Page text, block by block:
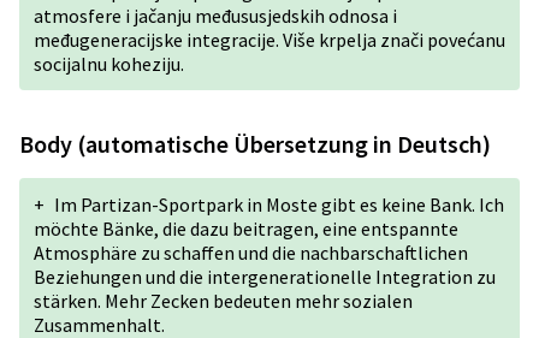
atmosfere i jačanju međususjedskih odnosa i
međugeneracijske integracije. Više krpelja znači povećanu
socijalnu koheziju.
Body (automatische Übersetzung in Deutsch)
+ Im Partizan-Sportpark in Moste gibt es keine Bank. Ich
möchte Bänke, die dazu beitragen, eine entspannte
Atmosphäre zu schaffen und die nachbarschaftlichen
Beziehungen und die intergenerationelle Integration zu
stärken. Mehr Zecken bedeuten mehr sozialen
Zusammenhalt.